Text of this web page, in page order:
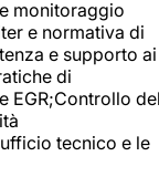
monitoraggio
e normativa di
e supporto ai
di
EGR;Controllo
tecnico e le